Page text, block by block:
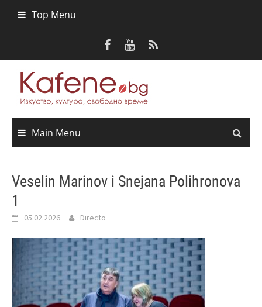
Top Menu
Main Menu
Veselin Marinov i Snejana Polihronova
1
05.02.2026 Directo